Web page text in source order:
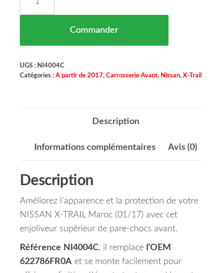
Commander
UGS : NI4004C
Catégories : A partir de 2017, Carrosserie Avant, Nissan, X-Trail
Description
Informations complémentaires Avis (0)
Description
Améliorez l’apparence et la protection de votre
NISSAN X-TRAIL Maroc (01/17) avec cet
enjoliveur supérieur de pare-chocs avant.
Référence NI4004C, il remplace l’OEM
622786FR0A et se monte facilement pour